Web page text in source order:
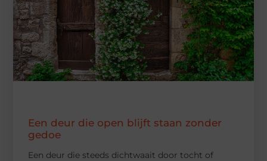
Een deur die open blijft staan zonder
gedoe
Een deur die steeds dichtwaait door tocht of